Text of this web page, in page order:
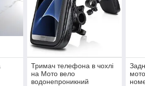
Тримач телефона в чохлі
на Мото вело
водонепроникний